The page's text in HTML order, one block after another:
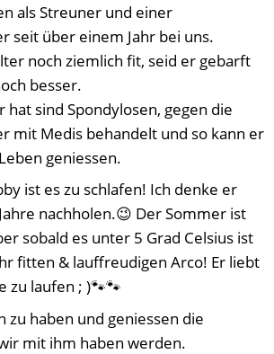
als Streuner und einer
seit über einem Jahr bei uns.
noch ziemlich fit, seid er gebarft
besser.
hat sind Spondylosen, gegen die
mit Medis behandelt und so kann er
geniessen.
ist es zu schlafen! Ich denke er
nachholen.😉 Der Sommer ist
sobald es unter 5 Grad Celsius ist
fitten & lauffreudigen Arco! Er liebt
zu laufen ; )🐾🐾
zu haben und geniessen die
mit ihm haben werden.